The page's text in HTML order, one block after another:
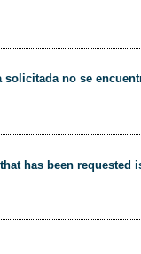
no se
has been requested